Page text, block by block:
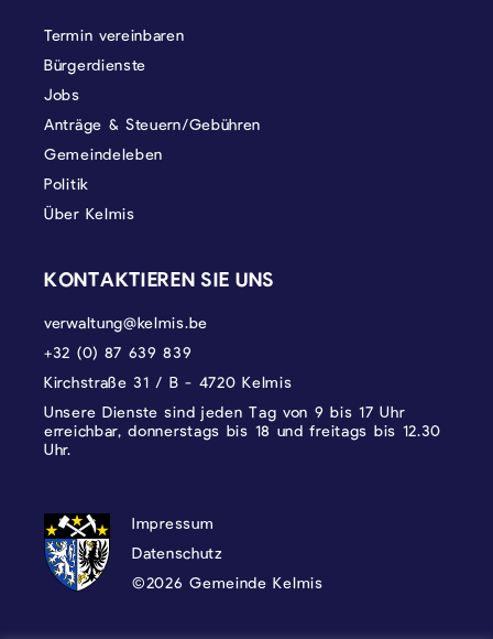
Termin vereinbaren
Bürgerdienste
Jobs
Anträge & Steuern/Gebühren
Gemeindeleben
Politik
Über Kelmis
KONTAKTIEREN SIE UNS
verwaltung@kelmis.be
+32 (0) 87 639 839
Kirchstraße 31 / B - 4720 Kelmis
Unsere Dienste sind jeden Tag von 9 bis 17 Uhr
erreichbar, donnerstags bis 18 und freitags bis 12.30
Uhr.
DATENSCHUTZ, IMPRESSUM UND
Impressum
Datenschutz
©2026 Gemeinde Kelmis